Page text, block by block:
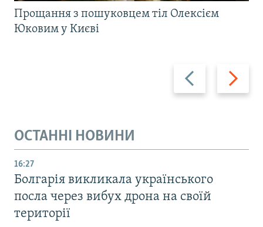
Назад Вперед
Прощання з пошуковцем тіл Олексієм
Юковим у Києві
ОСТАННІ НОВИНИ
16:27
Болгарія викликала українського
посла через вибух дрона на своїй
території